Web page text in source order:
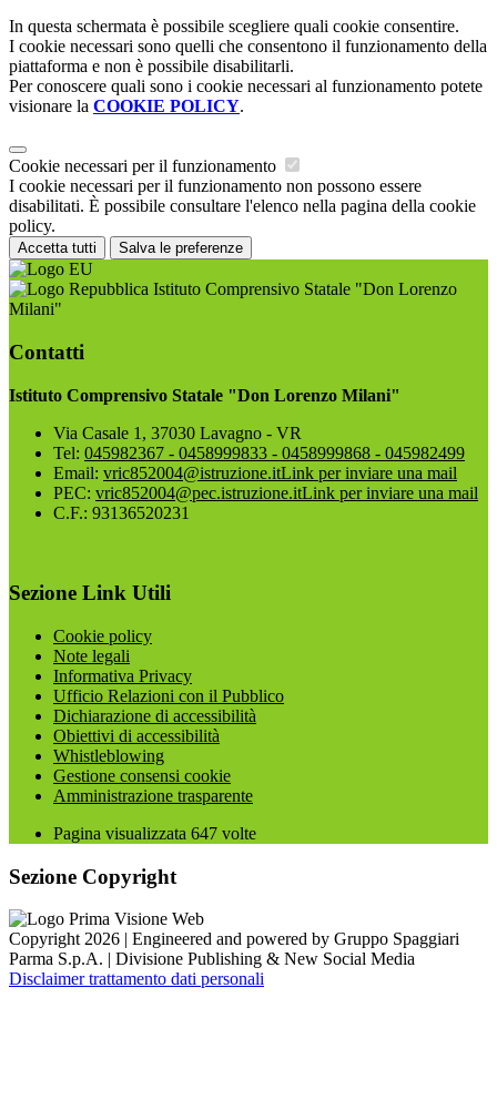
In questa schermata è possibile scegliere quali cookie consentire.
I cookie necessari sono quelli che consentono il funzionamento della
piattaforma e non è possibile disabilitarli.
Per conoscere quali sono i cookie necessari al funzionamento potete
visionare la COOKIE POLICY.
Cookie necessari per il funzionamento
I cookie necessari per il funzionamento non possono essere
disabilitati. È possibile consultare l'elenco nella pagina della cookie
policy.
Accetta tutti Salva le preferenze
Istituto Comprensivo Statale "Don Lorenzo
Milani"
Contatti
Istituto Comprensivo Statale "Don Lorenzo Milani"
Via Casale 1, 37030 Lavagno - VR
Tel: 045982367 - 0458999833 - 0458999868 - 045982499
Email: vric852004@istruzione.itLink per inviare una mail
PEC: vric852004@pec.istruzione.itLink per inviare una mail
C.F.: 93136520231
Sezione Link Utili
Cookie policy
Note legali
Informativa Privacy
Ufficio Relazioni con il Pubblico
Dichiarazione di accessibilità
Obiettivi di accessibilità
Whistleblowing
Gestione consensi cookie
Amministrazione trasparente
Pagina visualizzata 647 volte
Sezione Copyright
Copyright 2026 | Engineered and powered by Gruppo Spaggiari
Parma S.p.A. | Divisione Publishing & New Social Media
Disclaimer trattamento dati personali